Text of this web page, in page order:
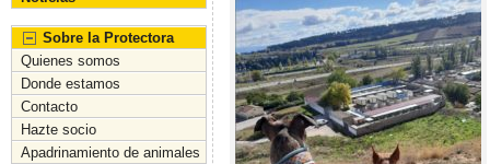
Sobre la Protectora
Quienes somos
Donde estamos
Contacto
Hazte socio
Apadrinamiento de animales